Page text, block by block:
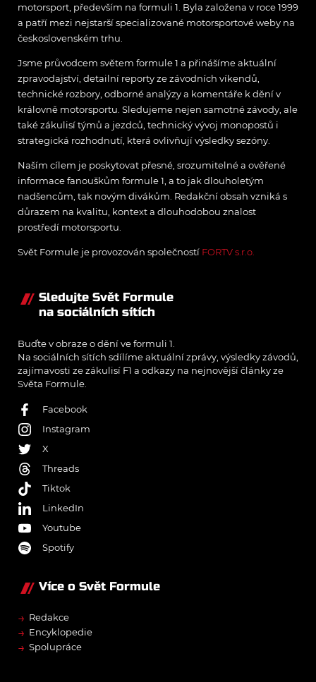
motorsport, především na formuli 1. Byla založena v roce 1999
a patří mezi nejstarší specializované motorsportové weby na
československém trhu.
Jsme průvodcem světem formule 1 a přinášíme aktuální
zpravodajství, detailní reporty ze závodních víkendů,
technické rozbory, odborné analýzy a komentáře k dění v
královně motorsportu. Sledujeme nejen samotné závody, ale
také zákulisí týmů a jezdců, technický vývoj monopostů i
strategická rozhodnutí, která ovlivňují výsledky sezóny.
Naším cílem je poskytovat přesné, srozumitelné a ověřené
informace fanouškům formule 1, a to jak dlouholetým
nadšencům, tak novým divákům. Redakční obsah vzniká s
důrazem na kvalitu, kontext a dlouhodobou znalost
prostředí motorsportu.
Svět Formule je provozován společností FORTV s.r.o.
Sledujte Svět Formule
na sociálních sítích
Buďte v obraze o dění ve formuli 1.
Na sociálních sítích sdílíme aktuální zprávy, výsledky závodů,
zajímavosti ze zákulisí F1 a odkazy na nejnovější články ze
Světa Formule.
Facebook
Instagram
X
Threads
Tiktok
LinkedIn
Youtube
Spotify
Více o Svět Formule
→ Redakce
→ Encyklopedie
→ Spolupráce